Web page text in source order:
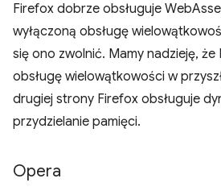
Firefox dobrze obsługuje
wyłączoną obsługę
się ono zwolnić. Mamy nadzieję,
obsługę wielowątkowości w
drugiej strony Firefox obsługuje
przydzielanie pamięci.
Opera